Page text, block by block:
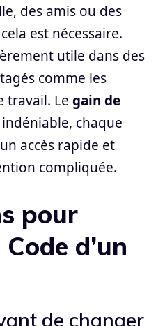
des amis ou des
est nécessaire.
utile dans des
comme les
travail. Le gain de
chaque
accès rapide et
compliquée.
pour
d’un
de changer